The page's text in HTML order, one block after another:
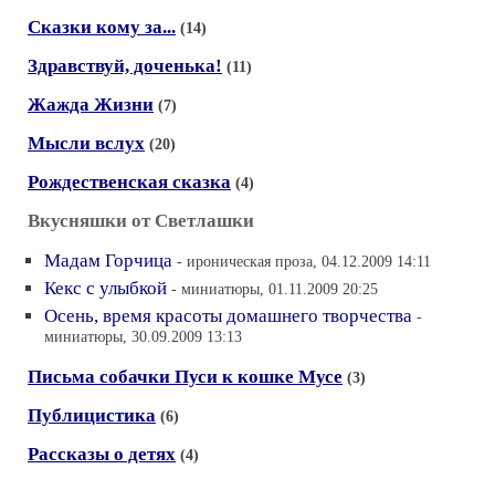
Сказки кому за... (14)
Здравствуй, доченька! (11)
Жажда Жизни (7)
Мысли вслух (20)
Рождественская сказка (4)
Вкусняшки от Светлашки
Мадам Горчица - ироническая проза, 04.12.2009 14:11
Кекс с улыбкой - миниатюры, 01.11.2009 20:25
Осень, время красоты домашнего творчества -
миниатюры, 30.09.2009 13:13
Письма собачки Пуси к кошке Мусе (3)
Публицистика (6)
Рассказы о детях (4)